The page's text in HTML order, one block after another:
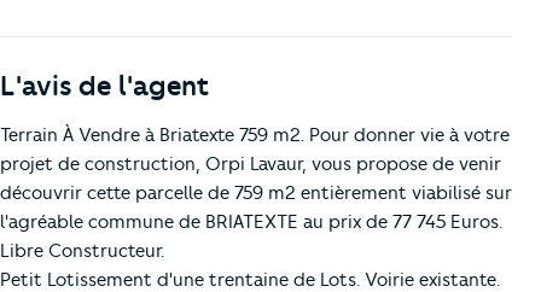
L'avis de l'agent
Terrain À Vendre à Briatexte 759 m2. Pour donner vie à votre
projet de construction, Orpi Lavaur, vous propose de venir
découvrir cette parcelle de 759 m2 entièrement viabilisé sur
l'agréable commune de BRIATEXTE au prix de 77 745 Euros.
Libre Constructeur.
Petit Lotissement d'une trentaine de Lots. Voirie existante.